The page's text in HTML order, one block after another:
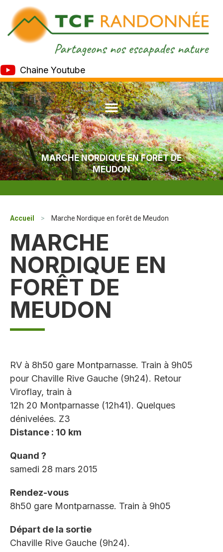
Chaine Youtube
MARCHE NORDIQUE EN FORÊT DE
MEUDON
Accueil > Marche Nordique en forêt de Meudon
MARCHE
NORDIQUE EN
FORÊT DE
MEUDON
RV à 8h50 gare Montparnasse. Train à 9h05
pour Chaville Rive Gauche (9h24). Retour
Viroflay, train à
12h 20 Montparnasse (12h41). Quelques
dénivelées. Z3
Distance : 10 km
Quand ?
samedi 28 mars 2015
Rendez-vous
8h50 gare Montparnasse. Train à 9h05
Départ de la sortie
Chaville Rive Gauche (9h24).